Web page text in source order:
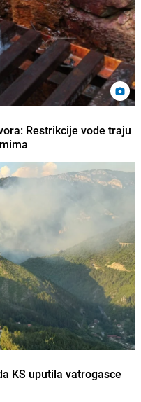
Restrikcije vode traju
KS uputila vatrogasce